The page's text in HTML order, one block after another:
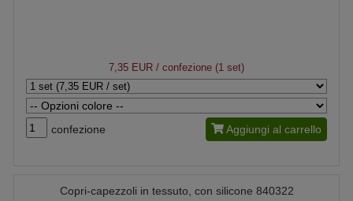
7,35 EUR / confezione (1 set)
confezione Aggiungi al carrello
Copri-capezzoli in tessuto, con silicone 840322